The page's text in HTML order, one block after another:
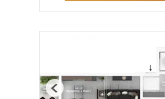
Previous